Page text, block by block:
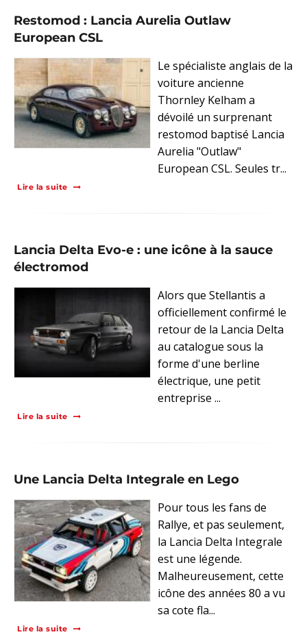
Restomod : Lancia Aurelia Outlaw
European CSL
Le spécialiste anglais de la
voiture ancienne
Thornley Kelham a
dévoilé un surprenant
restomod baptisé Lancia
Aurelia "Outlaw"
European CSL. Seules tr...
Lire la suite
Lancia Delta Evo-e : une icône à la sauce
électromod
Alors que Stellantis a
officiellement confirmé le
retour de la Lancia Delta
au catalogue sous la
forme d'une berline
électrique, une petit
entreprise ...
Lire la suite
Une Lancia Delta Integrale en Lego
Pour tous les fans de
Rallye, et pas seulement,
la Lancia Delta Integrale
est une légende.
Malheureusement, cette
icône des années 80 a vu
sa cote fla...
Lire la suite